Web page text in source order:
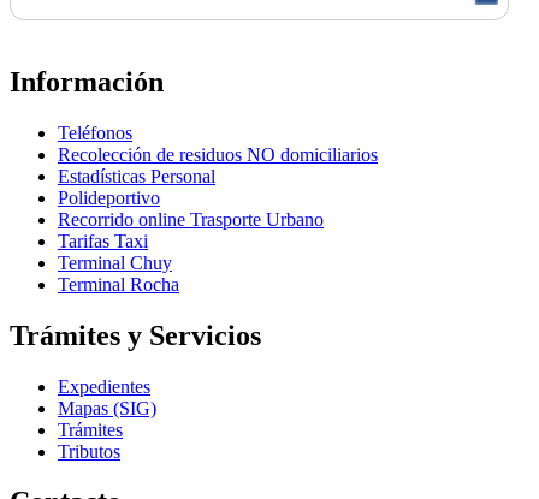
Información
Teléfonos
Recolección de residuos NO domiciliarios
Estadísticas Personal
Polideportivo
Recorrido online Trasporte Urbano
Tarifas Taxi
Terminal Chuy
Terminal Rocha
Trámites y Servicios
Expedientes
Mapas (SIG)
Trámites
Tributos